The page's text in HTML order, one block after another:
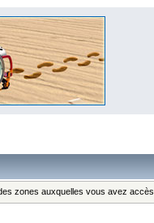
zones auxquelles vous avez accès.